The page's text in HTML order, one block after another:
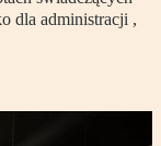
dla administracji ,